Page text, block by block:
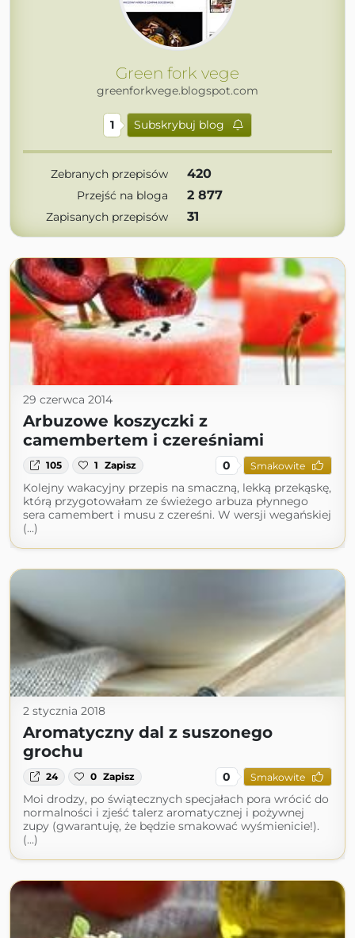
Green fork vege
greenforkvege.blogspot.com
1 Subskrybuj blog
Zebranych przepisów 420
Przejść na bloga 2 877
Zapisanych przepisów 31
29 czerwca 2014
Arbuzowe koszyczki z
camembertem i czereśniami
105 1 Zapisz 0 Smakowite
Kolejny wakacyjny przepis na smaczną, lekką przekąskę,
którą przygotowałam ze świeżego arbuza płynnego
sera camembert i musu z czereśni. W wersji wegańskiej
(...)
2 stycznia 2018
Aromatyczny dal z suszonego
grochu
24 0 Zapisz 0 Smakowite
Moi drodzy, po świątecznych specjałach pora wrócić do
normalności i zjeść talerz aromatycznej i pożywnej
zupy (gwarantuję, że będzie smakować wyśmienicie!).
(...)